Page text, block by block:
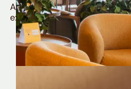
Aproveite todos os
exclusivas da sua Conta